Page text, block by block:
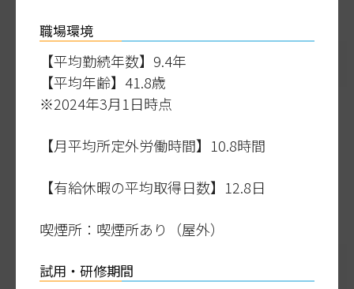
職場環境
【平均勤続年数】9.4年
【平均年齢】41.8歳
※2024年3月1日時点
【月平均所定外労働時間】10.8時間
【有給休暇の平均取得日数】12.8日
喫煙所：喫煙所あり（屋外）
試用・研修期間